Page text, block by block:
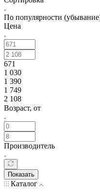
По популярности
Цена
671
1 030
1 390
1 749
2 108
Возраст, от
Производитель
Показать
Каталог